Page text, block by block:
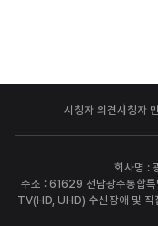
시청자 의견시청자
회사명 :
주소 : 61629 전남광주통합특
TV(HD, UHD) 수신장애 및